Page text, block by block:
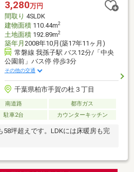
3,280万円
間取り 4SLDK
建物面積110.44m2
土地面積192.89m2
築年月 2008年10月(築17年11ヶ月)
常磐線 我孫子駅 バス12分/「中央
公園前」バス停 停歩3分
その他の交通
千葉県柏市手賀の杜３丁目
南道路
都市ガス
駐車2台 カウンターキッチン
坪超えです。LDKには床暖房も完